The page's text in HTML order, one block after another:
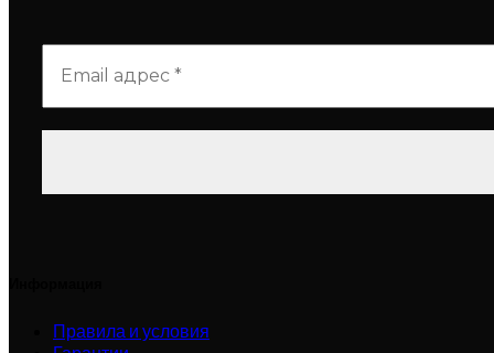
Правила и условия